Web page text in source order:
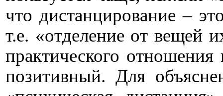
что дистанцирование –
т.е. «отделение от вещей
практического
позитивный. Для